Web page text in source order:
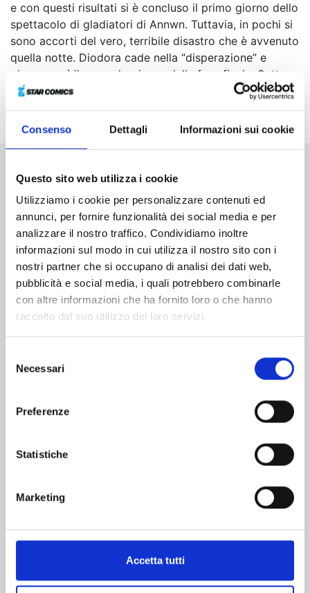
Consenso Dettagli Informazioni sui cookie
Questo sito web utilizza i cookie
Utilizziamo i cookie per personalizzare contenuti ed
annunci, per fornire funzionalità dei social media e per
analizzare il nostro traffico. Condividiamo inoltre
informazioni sul modo in cui utilizza il nostro sito con i
nostri partner che si occupano di analisi dei dati web,
pubblicità e social media, i quali potrebbero combinarle
con altre informazioni che ha fornito loro o che hanno
raccolto dal suo utilizzo dei loro servizi.
delNecessari
Preferenze
Statistiche
Marketing
Accetta tutti
e con questi risultati si è concluso il primo giorno dello
spettacolo di gladiatori di Annwn. Tuttavia, in pochi si
sono accorti del vero, terribile disastro che è avvenuto
quella notte. Diodora cade nella “disperazione” e
giunge così il secondo giorno della fase finale. Sotto
oscure nubi minacciose, Nasiens, Gawain e Isolde
salgono sul palco...
Altri volumi della serie
FOUR KNIGHTS OF THE APOCALYPSE n. 23
Mostra tutto